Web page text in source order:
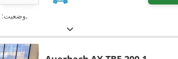
وضعیت:,